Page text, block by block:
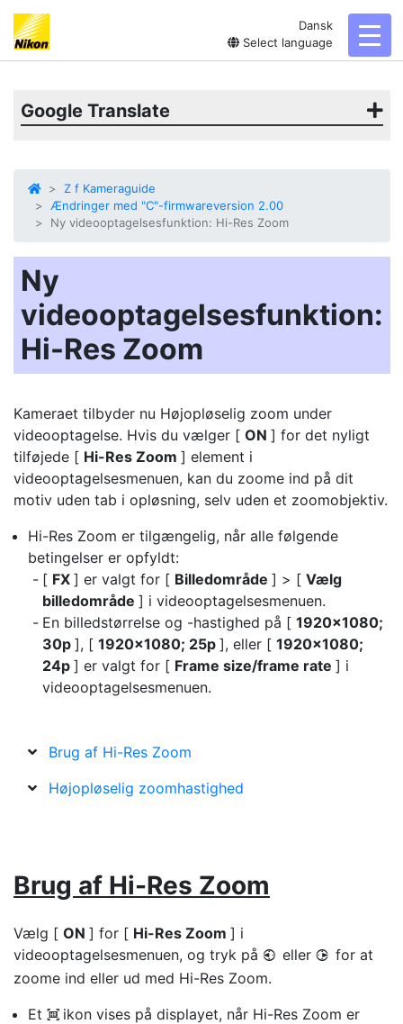
Dansk
Select language
Google Translate
Z f Kameraguide
Ændringer med "C"-firmwareversion 2.00
Ny videooptagelsesfunktion: Hi-Res Zoom
Ny
videooptagelsesfunktion:
Hi-Res Zoom
Kameraet tilbyder nu Højopløselig zoom under
videooptagelse. Hvis du vælger [ ON ] for det nyligt
tilføjede [ Hi-Res Zoom ] element i
videooptagelsesmenuen, kan du zoome ind på dit
motiv uden tab i opløsning, selv uden et zoomobjektiv.
Hi-Res Zoom er tilgængelig, når alle følgende
betingelser er opfyldt:
[ FX ] er valgt for [ Billedområde ] > [ Vælg
billedområde ] i videooptagelsesmenuen.
En billedstørrelse og -hastighed på [ 1920×1080;
30p ], [ 1920×1080; 25p ], eller [ 1920×1080;
24p ] er valgt for [ Frame size/frame rate ] i
videooptagelsesmenuen.
Brug af Hi-Res Zoom
Højopløselig zoomhastighed
Brug af Hi-Res Zoom
Vælg [ ON ] for [ Hi-Res Zoom ] i
videooptagelsesmenuen, og tryk på 4 eller 2 for at
zoome ind eller ud med Hi-Res Zoom.
Et H ikon vises på displayet, når Hi-Res Zoom er